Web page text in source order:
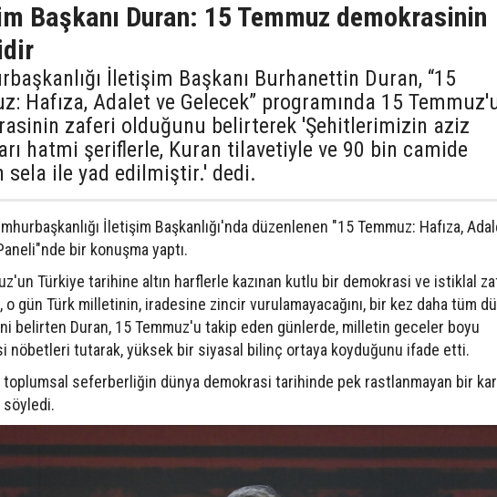
Başkanı Duran: 15 Temmuz demokrasinin
İletişim Başkanı Burhanettin Duran, “15
Hafıza, Adalet ve Gelecek” programında 15
zaferi olduğunu belirterek 'Şehitlerimizin aziz
hatmi şeriflerle, Kuran tilavetiyle ve 90 bin camide
sela ile yad edilmiştir.' dedi.
İletişim Başkanlığı'nda düzenlenen "15 Temmuz: Hafıza,
bir konuşma yaptı.
Türkiye tarihine altın harflerle kazınan kutlu bir demokrasi ve istiklal
o gün Türk milletinin, iradesine zincir vurulamayacağını, bir kez daha tüm
belirten Duran, 15 Temmuz'u takip eden günlerde, milletin geceler boyu
nöbetleri tutarak, yüksek bir siyasal bilinç ortaya koyduğunu ifade etti.
toplumsal seferberliğin dünya demokrasi tarihinde pek rastlanmayan bir